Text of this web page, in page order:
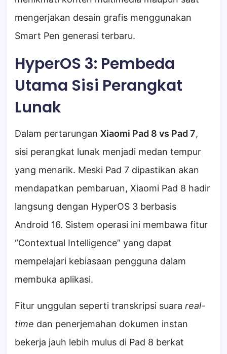
mengerjakan desain grafis menggunakan
Smart Pen generasi terbaru.
HyperOS 3: Pembeda
Utama Sisi Perangkat
Lunak
Dalam pertarungan Xiaomi Pad 8 vs Pad 7,
sisi perangkat lunak menjadi medan tempur
yang menarik. Meski Pad 7 dipastikan akan
mendapatkan pembaruan, Xiaomi Pad 8 hadir
langsung dengan HyperOS 3 berbasis
Android 16. Sistem operasi ini membawa fitur
“Contextual Intelligence” yang dapat
mempelajari kebiasaan pengguna dalam
membuka aplikasi.
Fitur unggulan seperti transkripsi suara real-
time dan penerjemahan dokumen instan
bekerja jauh lebih mulus di Pad 8 berkat